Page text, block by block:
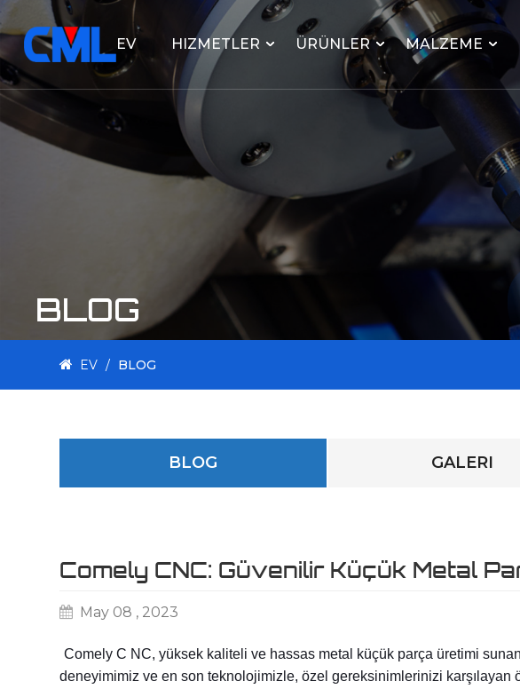
EV HIZMETLER ÜRÜNLER MALZEME
BLOG
EV / BLOG
BLOG GALERI
Comely CNC: Güvenilir Küçük Metal
May 08 , 2023
Comely C NC, yüksek kaliteli ve hassas metal küçük parça üretimi
deneyimimiz ve en son teknolojimizle, özel gereksinimlerinizi karşılayan